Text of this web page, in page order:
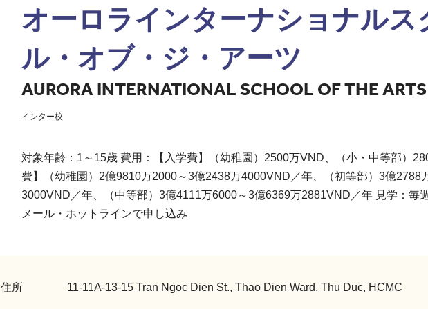
オーロラインターナショナルス
ル・オブ・ジ・アーツ
AURORA INTERNATIONAL SCHOOL OF THE ARTS
インター校
対象年齢：1～15歳 費用：【入学費】（幼稚園）2500万VND、（小・中等部）
費】（幼稚園）2億9810万2000～3億2438万4000VND／年、（初等部）3億2788
3000VND／年、（中等部）3億4111万6000～3億6369万2881VND／年 見学：毎
メール・ホットラインで申し込み
住所 11-11A-13-15 Tran Ngoc Dien St., Thao Dien Ward, Thu Duc, HCMC